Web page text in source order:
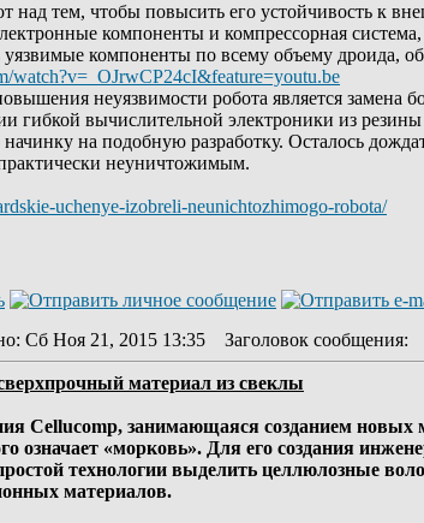
над тем, чтобы повысить его устойчивость к
компоненты и компрессорная
компоненты по всему объему дроида,
watch?v=_OJrwCP24cI&feature=youtu.be
неуязвимости робота является замена
гибкой вычислительной электроники из
на подобную разработку. Осталось
неуничтожимым.
uchenye-izobreli-neunichtozhimogo-robota/
: Сб Ноя 21, 2015 13:35 Заголовок сообщения:
материал из свеклы
Cellucomp, занимающаяся созданием новых
означает «морковь». Для его создания
технологии выделить целлюлозные
материалов.